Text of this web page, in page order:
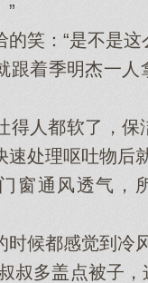
”
笑：“是不是这
着季明杰一人
人都软了，保
处理呕吐物后
通风透气，
候都感觉到冷风
多盖点被子，